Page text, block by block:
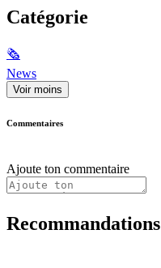
Catégorie
🗞
News
Voir moins
Commentaires
Ajoute ton commentaire
Recommandations